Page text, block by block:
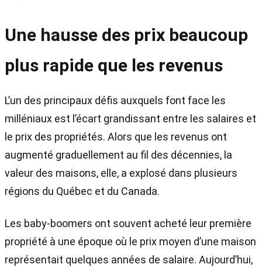
Une hausse des prix beaucoup
plus rapide que les revenus
L’un des principaux défis auxquels font face les
milléniaux est l’écart grandissant entre les salaires et
le prix des propriétés. Alors que les revenus ont
augmenté graduellement au fil des décennies, la
valeur des maisons, elle, a explosé dans plusieurs
régions du Québec et du Canada.
Les baby-boomers ont souvent acheté leur première
propriété à une époque où le prix moyen d’une maison
représentait quelques années de salaire. Aujourd’hui,